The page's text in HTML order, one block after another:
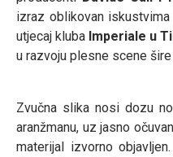
izraz oblikovan
utjecaj kluba Imperiale u
u razvoju plesne scene
Zvučna slika nosi dozu
aranžmanu, uz jasno
materijal izvorno